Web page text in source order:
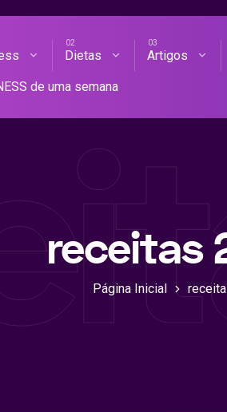
DE ACADEMIA
Dietas Artigos
de uma semana
receitas
Página Inicial